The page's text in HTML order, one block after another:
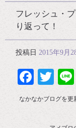
フレッシュ・
り返って！
投稿日 2015年9月
なかなかブログを更